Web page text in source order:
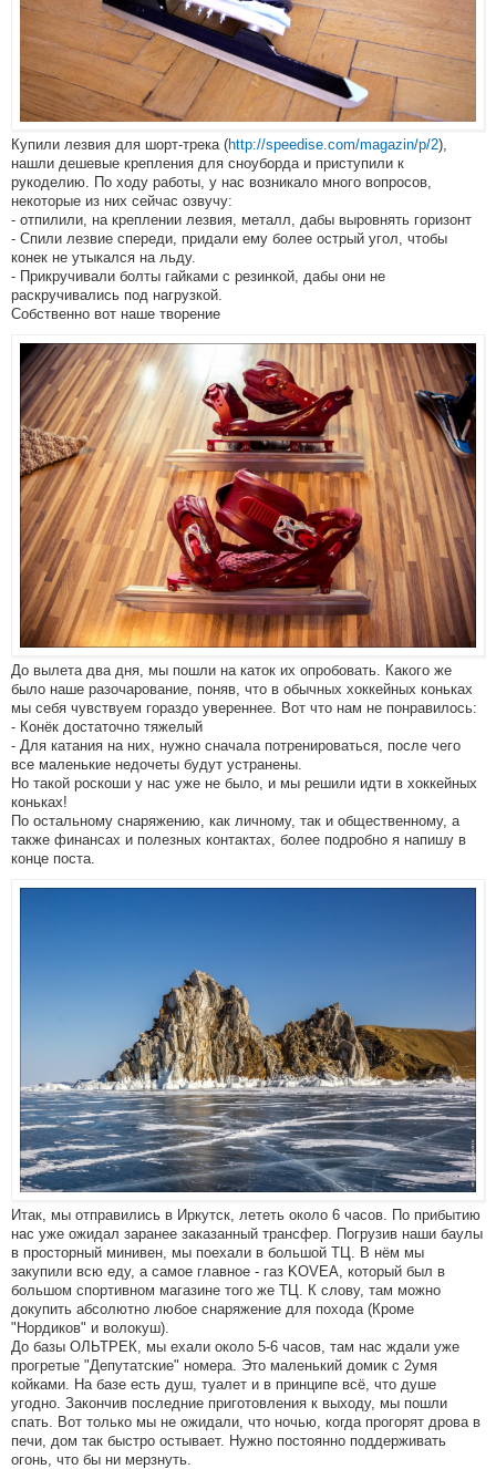
Купили лезвия для шорт-трека (http://speedise.com/magazin/p/2),
нашли дешевые крепления для сноуборда и приступили к
рукоделию. По ходу работы, у нас возникало много вопросов,
некоторые из них сейчас озвучу:
- отпилили, на креплении лезвия, металл, дабы выровнять горизонт
- Спили лезвие спереди, придали ему более острый угол, чтобы
конек не утыкался на льду.
- Прикручивали болты гайками с резинкой, дабы они не
раскручивались под нагрузкой.
Собственно вот наше творение
До вылета два дня, мы пошли на каток их опробовать. Какого же
было наше разочарование, поняв, что в обычных хоккейных коньках
мы себя чувствуем гораздо увереннее. Вот что нам не понравилось:
- Конёк достаточно тяжелый
- Для катания на них, нужно сначала потренироваться, после чего
все маленькие недочеты будут устранены.
Но такой роскоши у нас уже не было, и мы решили идти в хоккейных
коньках!
По остальному снаряжению, как личному, так и общественному, а
также финансах и полезных контактах, более подробно я напишу в
конце поста.
Итак, мы отправились в Иркутск, лететь около 6 часов. По прибытию
нас уже ожидал заранее заказанный трансфер. Погрузив наши баулы
в просторный минивен, мы поехали в большой ТЦ. В нём мы
закупили всю еду, а самое главное - газ KOVEA, который был в
большом спортивном магазине того же ТЦ. К слову, там можно
докупить абсолютно любое снаряжение для похода (Кроме
"Нордиков" и волокуш).
До базы ОЛЬТРЕК, мы ехали около 5-6 часов, там нас ждали уже
прогретые "Депутатские" номера. Это маленький домик с 2умя
койками. На базе есть душ, туалет и в принципе всё, что душе
угодно. Закончив последние приготовления к выходу, мы пошли
спать. Вот только мы не ожидали, что ночью, когда прогорят дрова в
печи, дом так быстро остывает. Нужно постоянно поддерживать
огонь, что бы ни мерзнуть.